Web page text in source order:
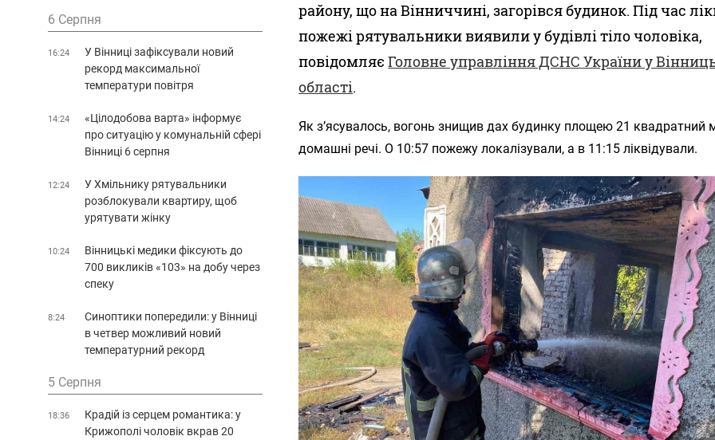
району, що на Вінниччині, загорівся будинок. Під час
пожежі рятувальники виявили у будівлі тіло чоловіка,
повідомляєГоловне управління ДСНС України у
області.
Як з’ясувалось, вогонь знищив дах будинку площею 21 квадратний
домашні речі. О 10:57 пожежу локалізували, а в 11:15 ліквідували.
6 Серпня
16:24
У Вінниці зафіксували новий
рекорд максимальної
температури повітря
14:24
«Цілодобова варта» інформує
про ситуацію у комунальній сфері
Вінниці 6 серпня
12:24
У Хмільнику рятувальники
розблокували квартиру, щоб
урятувати жінку
10:24
Вінницькі медики фіксують до
700 викликів «103» на добу через
спеку
8:24
Синоптики попередили: у Вінниці
в четвер можливий новий
температурний рекорд
5 Серпня
18:36
Крадій із серцем романтика: у
Крижополі чоловік вкрав 20